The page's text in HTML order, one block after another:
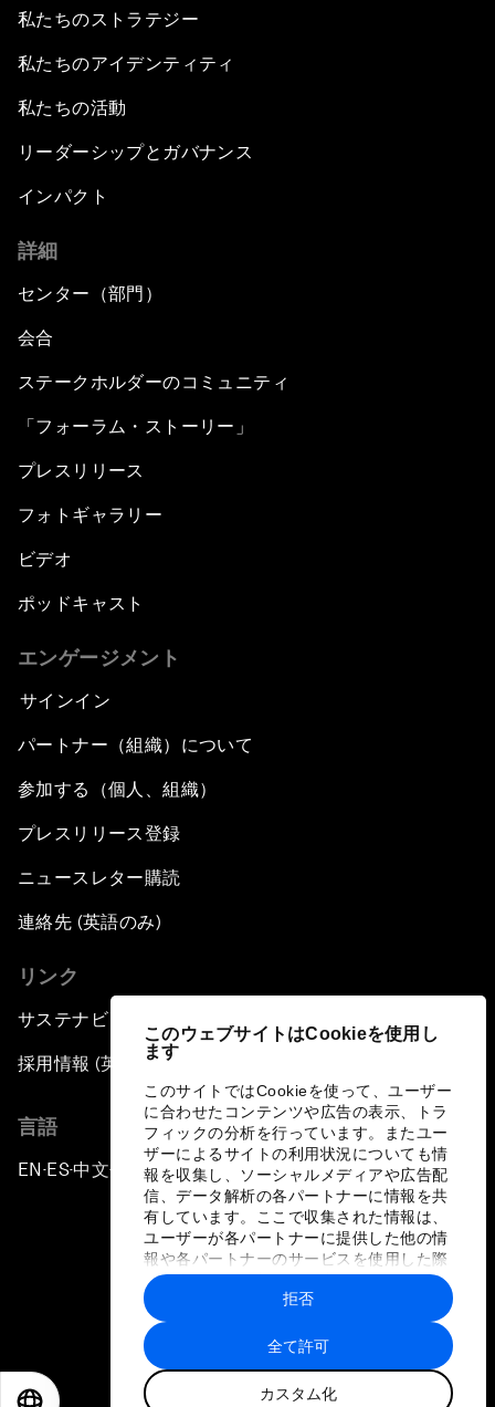
このウェブサイトはCookieを使用し
ます
このサイトではCookieを使って、ユーザー
に合わせたコンテンツや広告の表示、トラ
フィックの分析を行っています。またユー
ザーによるサイトの利用状況についても情
報を収集し、ソーシャルメディアや広告配
信、データ解析の各パートナーに情報を共
有しています。ここで収集された情報は、
ユーザーが各パートナーに提供した他の情
報や各パートナーのサービスを使用した際
に収集された情報と組み合わされ、各パー
トナーによって使用されることがありま
す。
全て許可
カスタム化
拒否
私たちのストラテジー
私たちのアイデンティティ
私たちの活動
リーダーシップとガバナンス
インパクト
詳細
センター（部門）
会合
ステークホルダーのコミュニティ
「フォーラム・ストーリー」
プレスリリース
フォトギャラリー
ビデオ
ポッドキャスト
エンゲージメント
サインイン
パートナー（組織）について
参加する（個人、組織）
プレスリリース登録
ニュースレター購読
連絡先 (英語のみ)
リンク
サステナビリティへの取り組み
採用情報 (英語のみ)
言語
EN ▪ES▪中文▪ 日本語
プライバシーポリシーと利用規約
サイトマップ
©
世界経済フォーラム